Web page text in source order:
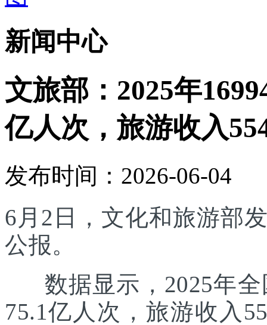
新闻中心
文旅部：2025年
亿人次，旅游收入
发布时间：2026-06-04
6月2日，文化和旅游部
公报。
数据显示，2025年全
75.1亿人次，旅游收入